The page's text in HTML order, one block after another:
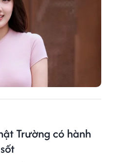
Trường có hành